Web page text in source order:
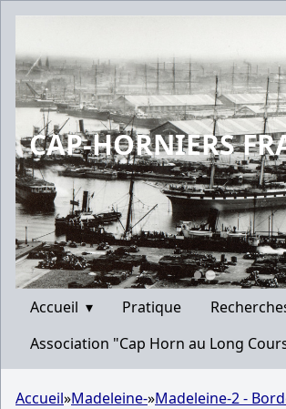
CAP-HORNIERS
Accueil ▾ Pratique
Association "Cap Horn au Long
Accueil»Madeleine-»Madeleine-2 -